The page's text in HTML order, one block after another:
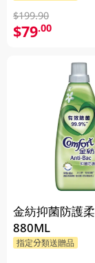
$199.90
$79.00
金紡抑菌防護
880ML
指定分類送贈品